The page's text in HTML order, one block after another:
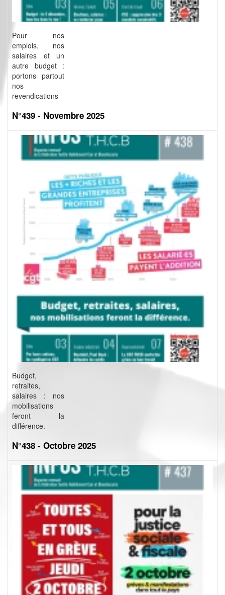
Pour nos
emplois, nos
salaires et un
autre budget :
portons partout
nos
revendications
N°439 - Novembre 2025
Budget,
retraites,
salaires : nos
mobilisations
feront la
différence.
N°438 - Octobre 2025